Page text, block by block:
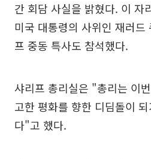
간 회담 사실을 밝혔다. 이 자
미국 대통령의 사위인 재러드
프 중동 특사도 참석했다.
샤리프 총리실은 "총리는 이
고한 평화를 향한 디딤돌이
다"고 했다.